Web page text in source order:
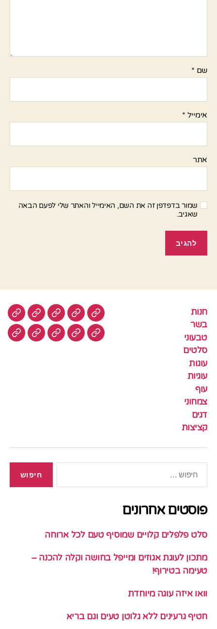
שם *
אימייל *
אתר
שמור בדפדפן זה את השם, האימייל והאתר שלי לפעם הבאה
שאגיב.
חנות
בשר
טבעוני
סלטים
עוגות
עוגיות
עוף
צמחוני
דגים
קציצות
חנות בשר טבעוניסלטים
עוגיותעוף צמחונידגים
פוסטים אחרונים
סלט פלפלים קלויים שמוסיף טעם לכל ארוחה
מתכון לעוגת אגוזים ומייפל בחושה וקלה להכנה –
טעימה בטירוף!
וואו איזה עוגה מיוחדת
חטיף גרעינים ללא גלוטן טעים וגם בריא